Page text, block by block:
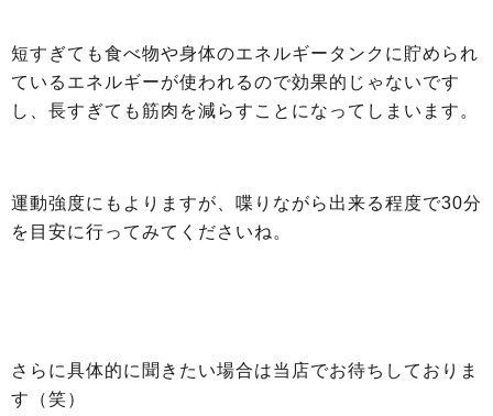
短すぎても食べ物や身体のエネルギータンクに貯められ
ているエネルギーが使われるので効果的じゃないです
し、長すぎても筋肉を減らすことになってしまいます。
運動強度にもよりますが、喋りながら出来る程度で30分
を目安に行ってみてくださいね。
さらに具体的に聞きたい場合は当店でお待ちしておりま
す（笑）